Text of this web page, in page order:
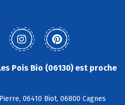
Pois Bio (06130) est proche
06410 Biot, 06800 Cagnes